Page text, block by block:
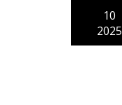
10
2025